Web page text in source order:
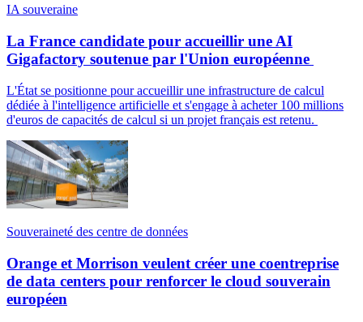
IA souveraine
La France candidate pour accueillir une AI
Gigafactory soutenue par l'Union européenne
L'État se positionne pour accueillir une infrastructure de calcul
dédiée à l'intelligence artificielle et s'engage à acheter 100 millions
d'euros de capacités de calcul si un projet français est retenu.
Souveraineté des centre de données
Orange et Morrison veulent créer une coentreprise
de data centers pour renforcer le cloud souverain
européen